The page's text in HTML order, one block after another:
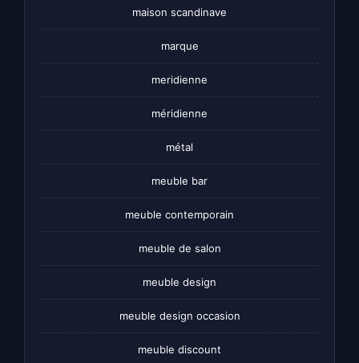
maison scandinave
marque
meridienne
méridienne
métal
meuble bar
meuble contemporain
meuble de salon
meuble design
meuble design occasion
meuble discount